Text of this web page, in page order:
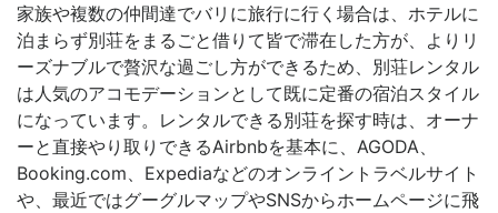
家族や複数の仲間達でバリに旅行に行く場合は、ホテルに
泊まらず別荘をまるごと借りて皆で滞在した方が、よりリ
ーズナブルで贅沢な過ごし方ができるため、別荘レンタル
は人気のアコモデーションとして既に定番の宿泊スタイル
になっています。レンタルできる別荘を探す時は、オーナ
ーと直接やり取りできるAirbnbを基本に、AGODA、
Booking.com、Expediaなどのオンライントラベルサイト
や、最近ではグーグルマップやSNSからホームページに飛